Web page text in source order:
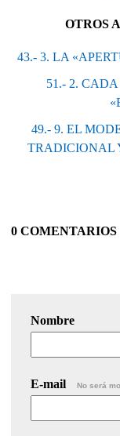
OTROS
43.- 3. LA
51.- 2.
49.- 9. EL
TRADICIONAL
0 COMENTARIOS
Nombre
E-mail No será